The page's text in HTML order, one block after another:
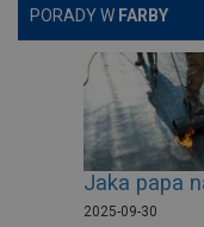
PORADY W FARBY
Jaka papa
2025-09-30